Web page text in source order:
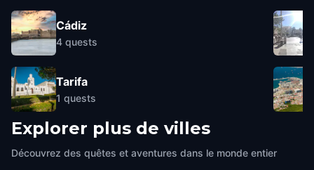
Cádiz
4 quests
Tarifa
1 quests
Explorer plus de villes
Découvrez des quêtes et aventures dans le monde entier